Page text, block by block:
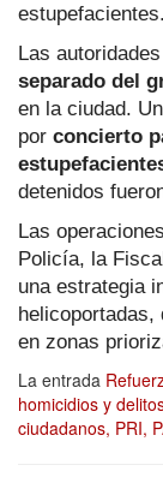
estupefacientes.
Las
separado del
en la ciudad.
por concierto
detenidos
Las
Policía, la
una estrategia
en zonas
La entrada
homicidios y
ciudadanos, PRI,